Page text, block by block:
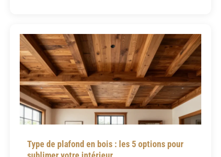
Type de plafond en bois : les 5 options pour